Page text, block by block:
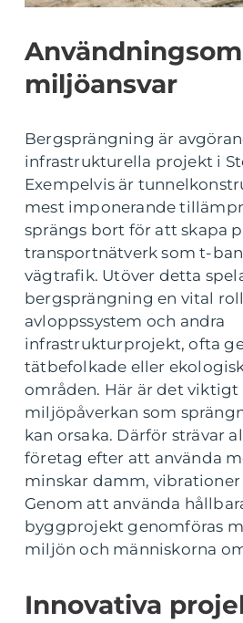
miljöansvar
Bergsprängning är
infrastrukturella projekt i
Exempelvis är
mest imponerande
sprängs bort för att skapa
transportnätverk som t-
vägtrafik. Utöver detta
bergsprängning en vital
avloppssystem och andra
infrastrukturprojekt, ofta
tätbefolkade eller
områden. Här är det
miljöpåverkan som
kan orsaka. Därför strävar
företag efter att använda
minskar damm,
Genom att använda
byggprojekt genomföras
miljön och människorna
Innovativa